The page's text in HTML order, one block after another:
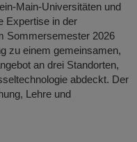
Main-Universitäten und
Expertise in der
Sommersemester 2026
zu einem gemeinsamen,
an drei Standorten,
abdeckt. Der
Lehre und